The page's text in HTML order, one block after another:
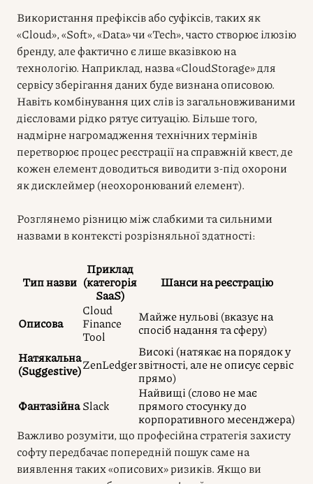
Використання префіксів або суфіксів, таких як
«Cloud», «Soft», «Data» чи «Tech», часто створює ілюзію
бренду, але фактично є лише вказівкою на
технологію. Наприклад, назва «CloudStorage» для
сервісу зберігання даних буде визнана описовою.
Навіть комбінування цих слів із загальновживаними
дієсловами рідко рятує ситуацію. Більше того,
надмірне нагромадження технічних термінів
перетворює процес реєстрації на справжній квест, де
кожен елемент доводиться виводити з-під охорони
як дисклеймер (неохоронюваний елемент).
Розглянемо різницю між слабкими та сильними
назвами в контексті розрізняльної здатності:
Тип назви
Приклад
(категорія
SaaS)
Шанси на реєстрацію
Описова
Cloud
Finance
Tool
Майже нульові (вказує на
спосіб надання та сферу)
Натякальна
(Suggestive)ZenLedger
Високі (натякає на порядок у
звітності, але не описує сервіс
прямо)
Фантазійна Slack
Найвищі (слово не має
прямого стосунку до
корпоративного месенджера)
Важливо розуміти, що професійна стратегія захисту
софту передбачає попередній пошук саме на
виявлення таких «описових» ризиків. Якщо ви